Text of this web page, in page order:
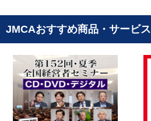
JMCAおすすめ商品・サービス